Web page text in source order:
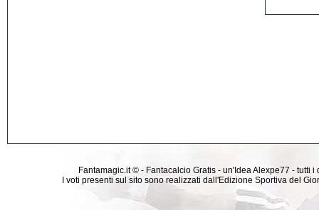
Fantamagic.it © - Fantacalcio Gratis - un'Idea Alexpe77 -
I voti presenti sul sito sono realizzati dall'Edizione Sportiva del